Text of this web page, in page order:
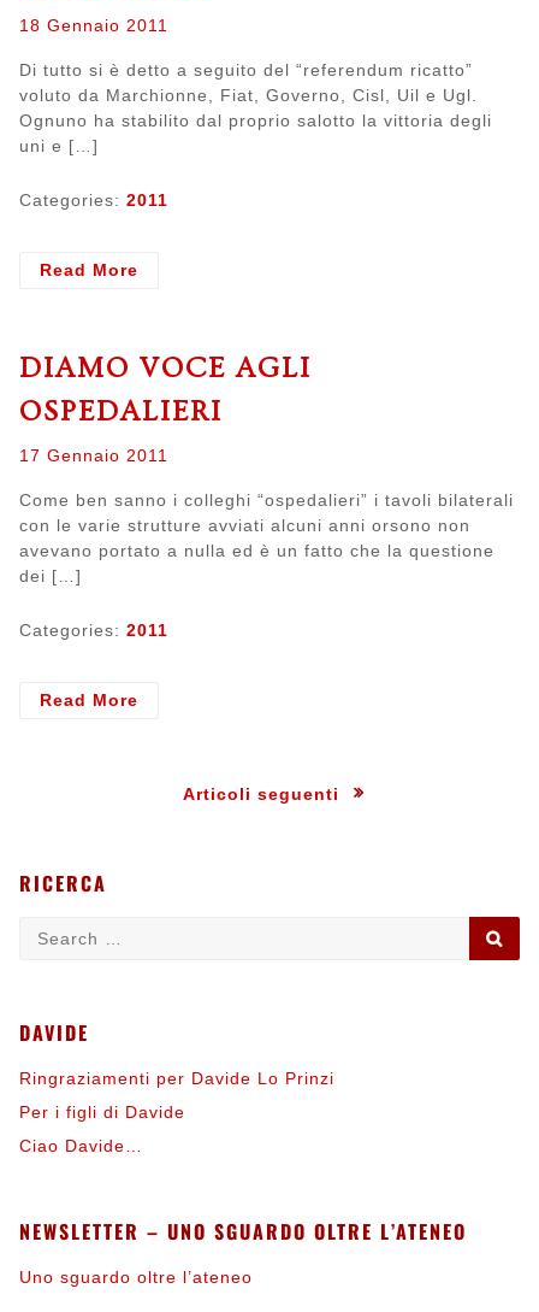
Posted
18 Gennaio 2011
Di tutto si è detto a seguito del “referendum ricatto”
voluto da Marchionne, Fiat, Governo, Cisl, Uil e Ugl.
Ognuno ha stabilito dal proprio salotto la vittoria degli
uni e […]
Categories: 2011
Read More
DIAMO VOCE AGLI
OSPEDALIERI
Posted
17 Gennaio 2011
Come ben sanno i colleghi “ospedalieri” i tavoli bilaterali
con le varie strutture avviati alcuni anni orsono non
avevano portato a nulla ed è un fatto che la questione
dei […]
Categories: 2011
Read More
NavigazioneArticoli seguenti
RICERCA
DAVIDE
Ringraziamenti per Davide Lo Prinzi
Per i figli di Davide
Ciao Davide…
NEWSLETTER – UNO SGUARDO OLTRE L’ATENEO
Uno sguardo oltre l’ateneo